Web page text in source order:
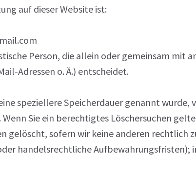
auf dieser Website ist:
Person, die allein oder gemeinsam mit
Adressen o. Ä.) entscheidet.
speziellere Speicherdauer genannt
Sie ein berechtigtes Löschersuchen
sofern wir keine anderen rechtlich
handelsrechtliche